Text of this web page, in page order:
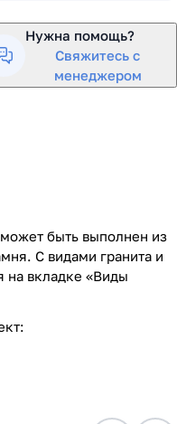
Нужна помощь?
Свяжитесь с
менеджером
быть выполнен из
С видами гранита и
на вкладке «Виды